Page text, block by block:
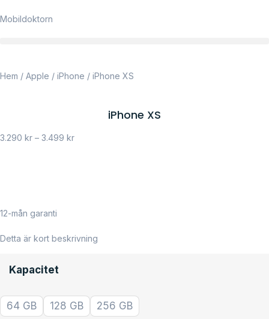
Mobildoktorn
Hem / Apple / iPhone / iPhone XS
iPhone XS
3.290 kr – 3.499 kr
12-mån garanti
Detta är kort beskrivning
Kapacitet
64 GB 128 GB 256 GB